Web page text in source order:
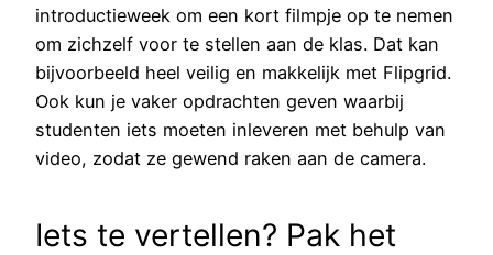
introductieweek om een kort filmpje op te nemen
om zichzelf voor te stellen aan de klas. Dat kan
bijvoorbeeld heel veilig en makkelijk met Flipgrid.
Ook kun je vaker opdrachten geven waarbij
studenten iets moeten inleveren met behulp van
video, zodat ze gewend raken aan de camera.
Iets te vertellen? Pak het